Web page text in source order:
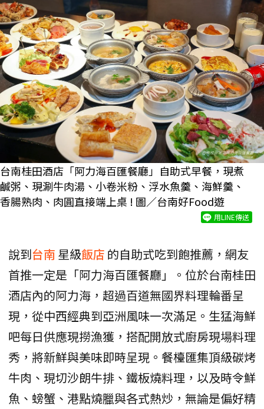
台南桂田酒店「阿力海百匯餐廳」自助式早餐，現煮
鹹粥、現涮牛肉湯、小卷米粉、浮水魚羹、海鮮羹、
香腸熟肉、肉圓直接端上桌 ! 圖／台南好Food遊
用LINE傳送
說到台南 星級飯店 的自助式吃到飽推薦，網友
首推一定是「阿力海百匯餐廳」。位於台南桂田
酒店內的阿力海，超過百道無國界料理輪番呈
現，從中西經典到亞洲風味一次滿足。生猛海鮮
吧每日供應現撈漁獲，搭配開放式廚房現場料理
秀，將新鮮與美味即時呈現。餐檯匯集頂級碳烤
牛肉、現切沙朗牛排、鐵板燒料理，以及時令鮮
魚、螃蟹、港點燒臘與各式熱炒，無論是偏好精